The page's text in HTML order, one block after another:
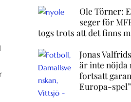
Ole Törner:
seger för
togs trots att det finns
Jonas
är inte nöjda
fortsatt
Europa-spel”